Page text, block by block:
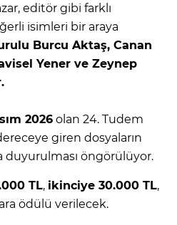
editör gibi farklı
isimleri bir araya
Burcu Aktaş, Canan
Yener ve Zeynep
2026 olan 24. Tudem
giren dosyaların
duyurulması öngörülüyor.
TL, ikinciye 30.000 TL,
ödülü verilecek.